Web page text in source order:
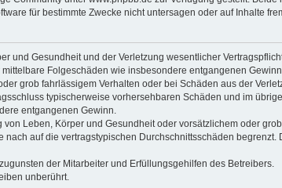
für bestimmte Zwecke nicht untersagen oder auf Inhalte
und Gesundheit und der Verletzung wesentlicher
Folgeschäden wie insbesondere entgangenen
grob fahrlässigem Verhalten oder bei Schäden aus der
typischerweise vorhersehbaren Schäden und im
entgangenen Gewinn.
Leben, Körper und Gesundheit oder vorsätzlichem oder
auf die vertragstypischen Durchschnittsschäden
der Mitarbeiter und Erfüllungsgehilfen des Betreibers.
unberührt.